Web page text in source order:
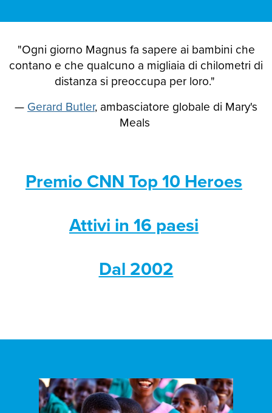
"Ogni giorno Magnus fa sapere ai bambini che
contano e che qualcuno a migliaia di chilometri di
distanza si preoccupa per loro."
— Gerard Butler, ambasciatore globale di Mary's
Meals
Premio CNN Top 10 Heroes
Attivi in 16 paesi
Dal 2002